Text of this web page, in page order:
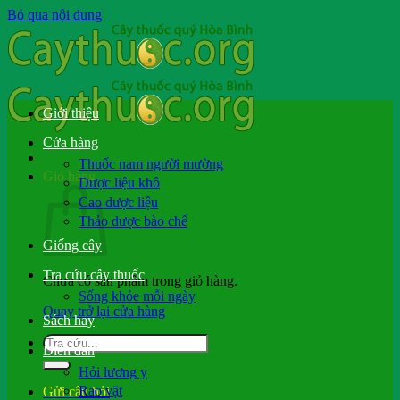
Bỏ qua nội dung
Giỏ hàng
Chưa có sản phẩm trong giỏ hàng.
Quay trở lại cửa hàng
Gửi câu hỏi
Giới thiệu
Cửa hàng
Thuốc nam người mường
Dược liệu khô
Cao dược liệu
Thảo dược bào chế
Giống cây
Tra cứu cây thuốc
Sống khỏe mỗi ngày
Sách hay
Diễn đàn
Hỏi lương y
Rao vặt